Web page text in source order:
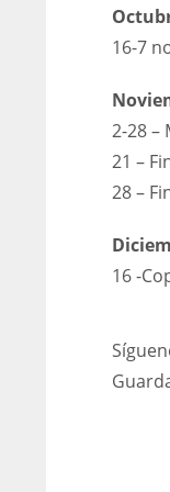
16-7
2-28 –
21 –
28 –
16 -